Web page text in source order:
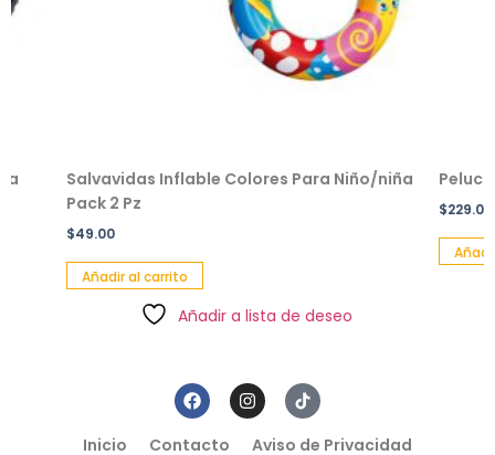
Salvavidas Inflable Colores Para Niño/niña
Pack 2 Pz
49.00
Añadir al carrito
Añadir a lista de deseo
Peluche
229.00
Añadir al
Inicio Contacto Aviso de Privacidad